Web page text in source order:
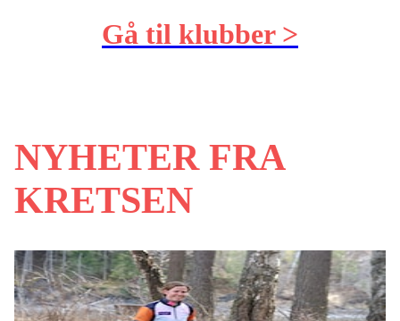
Gå til klubber >
NYHETER FRA
KRETSEN